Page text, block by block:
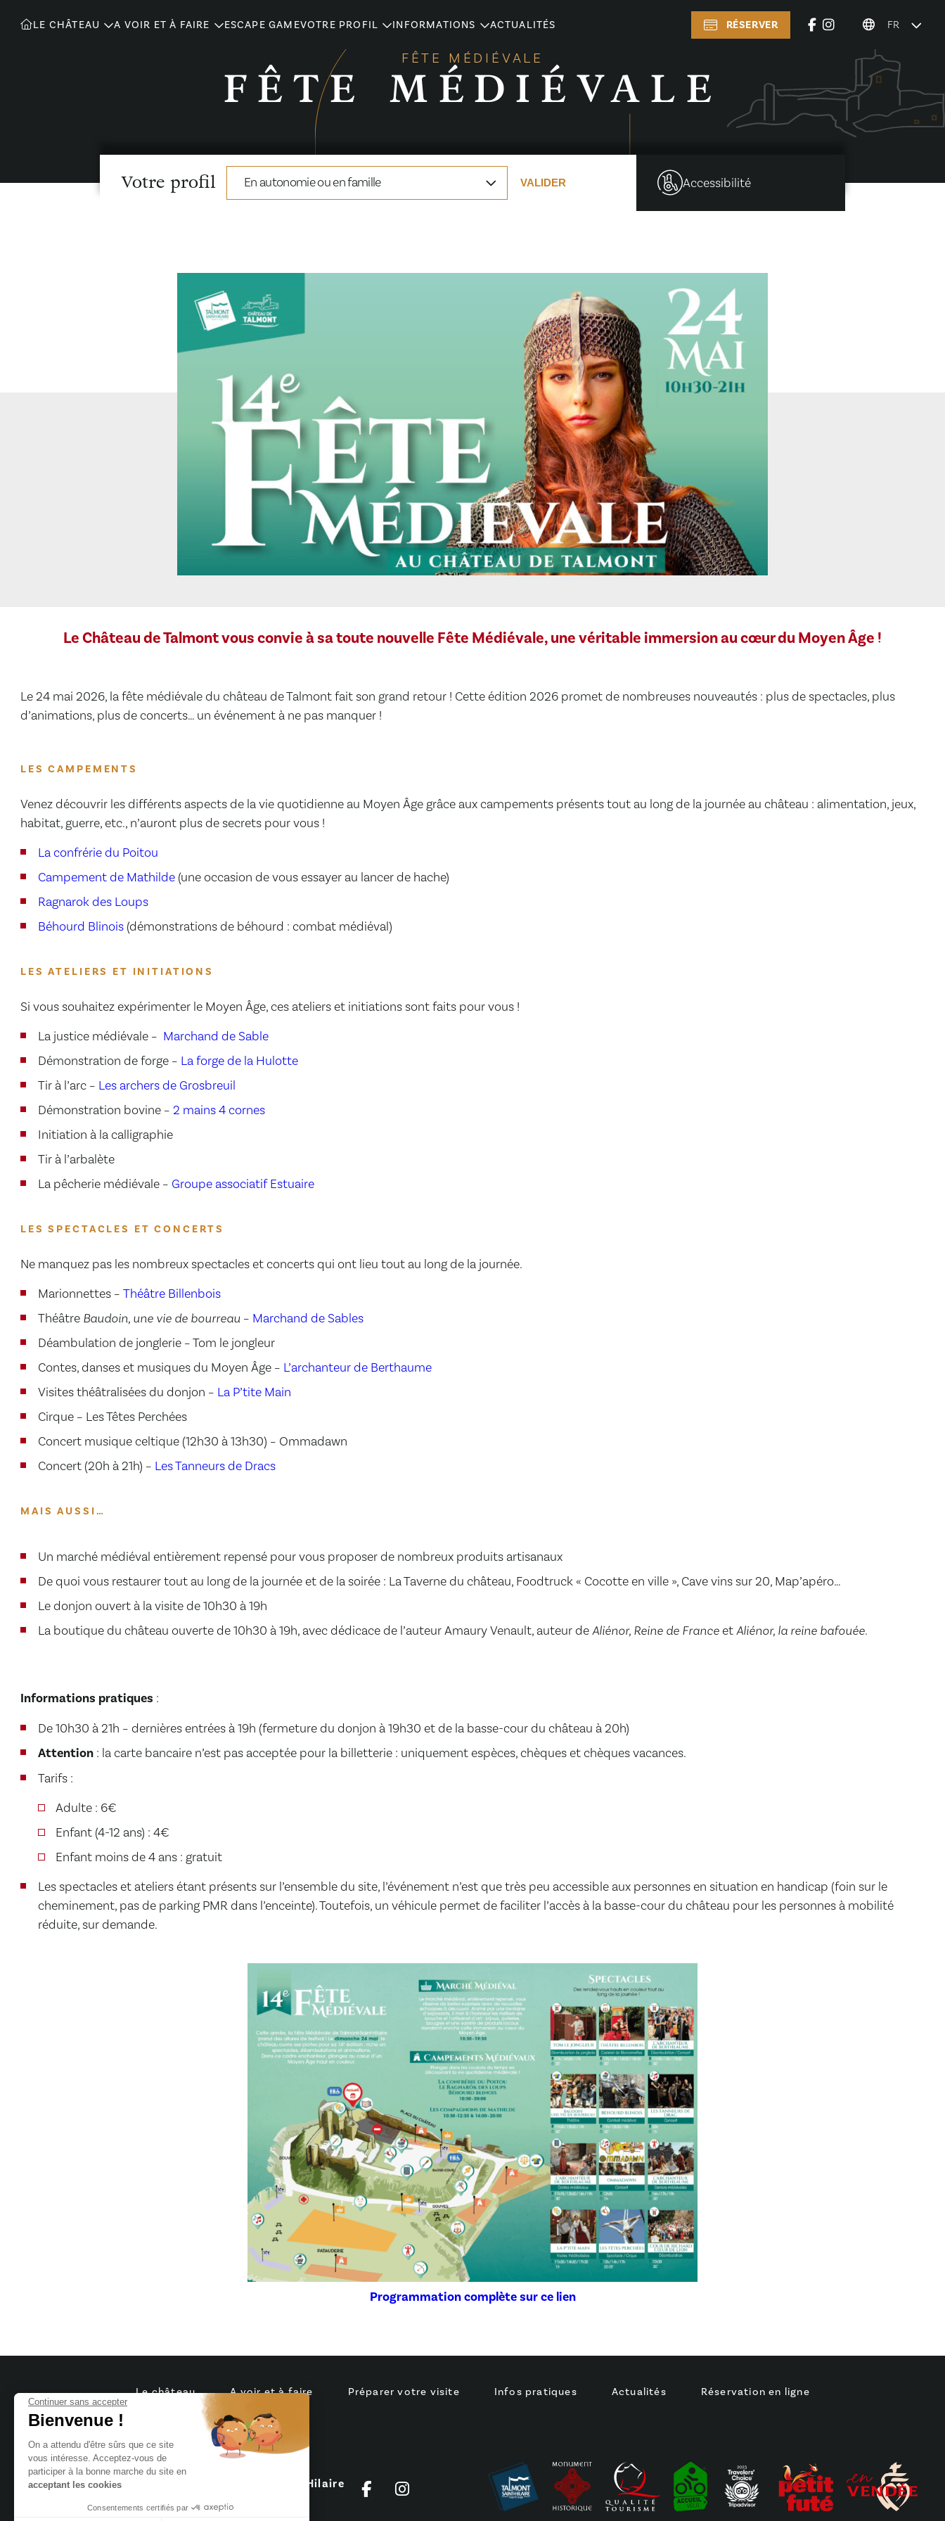
LE CHÂTEAU A VOIR ET À FAIRE ESCAPE GAMEVOTRE PROFIL INFORMATIONS ACTUALITÉS RÉSERVER FR
FÊTE MÉDIÉVALE
FÊTE MÉDIÉVALE
Votre profil En autonomie ou en famille VALIDER Accessibilité
Le Château de Talmont vous convie à sa toute nouvelle Fête Médiévale, une véritable immersion au cœur du Moyen Âge !
Le 24 mai 2026, la fête médiévale du château de Talmont fait son grand retour ! Cette édition 2026 promet de nombreuses nouveautés : plus de spectacles, plus
d’animations, plus de concerts… un événement à ne pas manquer !
LES CAMPEMENTS
Venez découvrir les différents aspects de la vie quotidienne au Moyen Âge grâce aux campements présents tout au long de la journée au château : alimentation, jeux,
habitat, guerre, etc., n’auront plus de secrets pour vous !
La confrérie du Poitou
Campement de Mathilde (une occasion de vous essayer au lancer de hache)
Ragnarok des Loups
Béhourd Blinois (démonstrations de béhourd : combat médiéval)
LES ATELIERS ET INITIATIONS
Si vous souhaitez expérimenter le Moyen Âge, ces ateliers et initiations sont faits pour vous !
La justice médiévale – Marchand de Sable
Démonstration de forge – La forge de la Hulotte
Tir à l’arc – Les archers de Grosbreuil
Démonstration bovine – 2 mains 4 cornes
Initiation à la calligraphie
Tir à l’arbalète
La pêcherie médiévale – Groupe associatif Estuaire
LES SPECTACLES ET CONCERTS
Ne manquez pas les nombreux spectacles et concerts qui ont lieu tout au long de la journée.
Marionnettes – Théâtre Billenbois
Théâtre Baudoin, une vie de bourreau – Marchand de Sables
Déambulation de jonglerie – Tom le jongleur
Contes, danses et musiques du Moyen Âge – L’archanteur de Berthaume
Visites théâtralisées du donjon – La P’tite Main
Cirque – Les Têtes Perchées
Concert musique celtique (12h30 à 13h30) – Ommadawn
Concert (20h à 21h) – Les Tanneurs de Dracs
MAIS AUSSI…
Un marché médiéval entièrement repensé pour vous proposer de nombreux produits artisanaux
De quoi vous restaurer tout au long de la journée et de la soirée : La Taverne du château, Foodtruck « Cocotte en ville », Cave vins sur 20, Map’apéro…
Le donjon ouvert à la visite de 10h30 à 19h
La boutique du château ouverte de 10h30 à 19h, avec dédicace de l’auteur Amaury Venault, auteur de Aliénor, Reine de France et Aliénor, la reine bafouée.
Informations pratiques :
De 10h30 à 21h – dernières entrées à 19h (fermeture du donjon à 19h30 et de la basse-cour du château à 20h)
Attention : la carte bancaire n’est pas acceptée pour la billetterie : uniquement espèces, chèques et chèques vacances.
Tarifs :
Adulte : 6€
Enfant (4-12 ans) : 4€
Enfant moins de 4 ans : gratuit
Les spectacles et ateliers étant présents sur l’ensemble du site, l’événement n’est que très peu accessible aux personnes en situation en handicap (foin sur le
cheminement, pas de parking PMR dans l’enceinte). Toutefois, un véhicule permet de faciliter l’accès à la basse-cour du château pour les personnes à mobilité
réduite, sur demande.
Programmation complète sur ce lien
Le château A voir et à faire Préparer votre visite Infos pratiques Actualités Réservation en ligne
8 Rue du Château,
85440 Talmont-Saint-Hilaire
02 51 90 27 43
Continuer sans accepter
Bienvenue !
On a attendu d'être sûrs que ce site
vous intéresse. Acceptez-vous de
participer à la bonne marche du site en
acceptant les cookies
Consentements certifiés par